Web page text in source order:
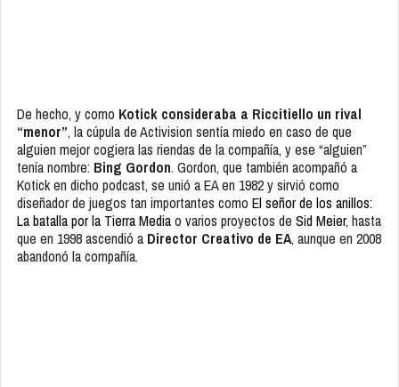
De hecho, y como Kotick consideraba a Riccitiello un rival
“menor”, la cúpula de Activision sentía miedo en caso de que
alguien mejor cogiera las riendas de la compañía, y ese “alguien”
tenía nombre: Bing Gordon. Gordon, que también acompañó a
Kotick en dicho podcast, se unió a EA en 1982 y sirvió como
diseñador de juegos tan importantes como El señor de los anillos:
La batalla por la Tierra Mediao varios proyectos de Sid Meier, hasta
que en 1998 ascendió a Director Creativo de EA, aunque en 2008
abandonó la compañía.